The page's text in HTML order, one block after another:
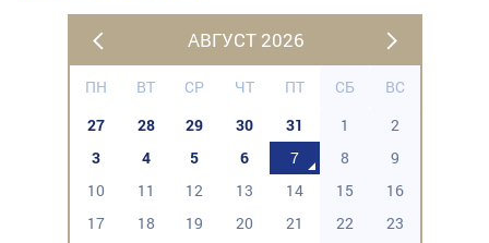
АВГУСТ 2026
ПН ВТ СР ЧТ ПТ СБ
ВС
27
28 29 30 31 1
2
3
4 5 6 7 8
9
10
11 12 13 14 15
16
17
18 19 20 21 22
23